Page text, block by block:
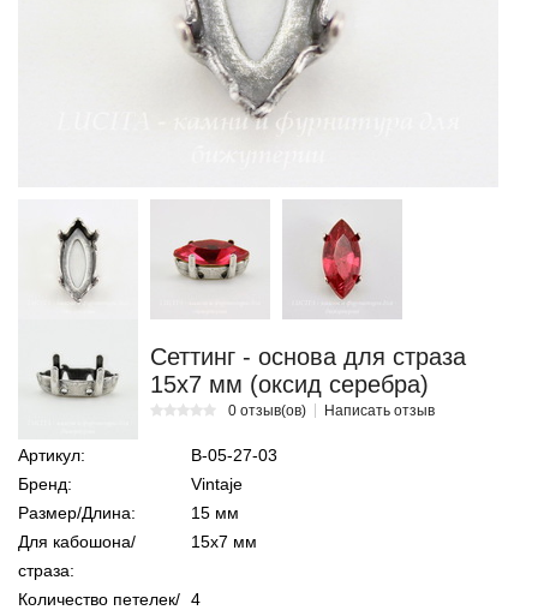
Сеттинг - основа для страза
15х7 мм (оксид серебра)
0 отзыв(ов) Написать отзыв
Артикул:
В-05-27-03
Бренд:
Vintaje
Размер/Длина:
15 мм
Для кабошона/
страза:
15х7 мм
Количество петелек/ 4